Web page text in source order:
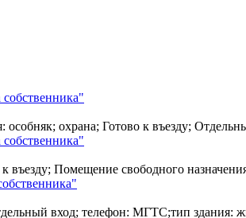
особняк; охрана; Готово к въезду;
въезду; Помещение свободного
вход; телефон: МГТС;тип